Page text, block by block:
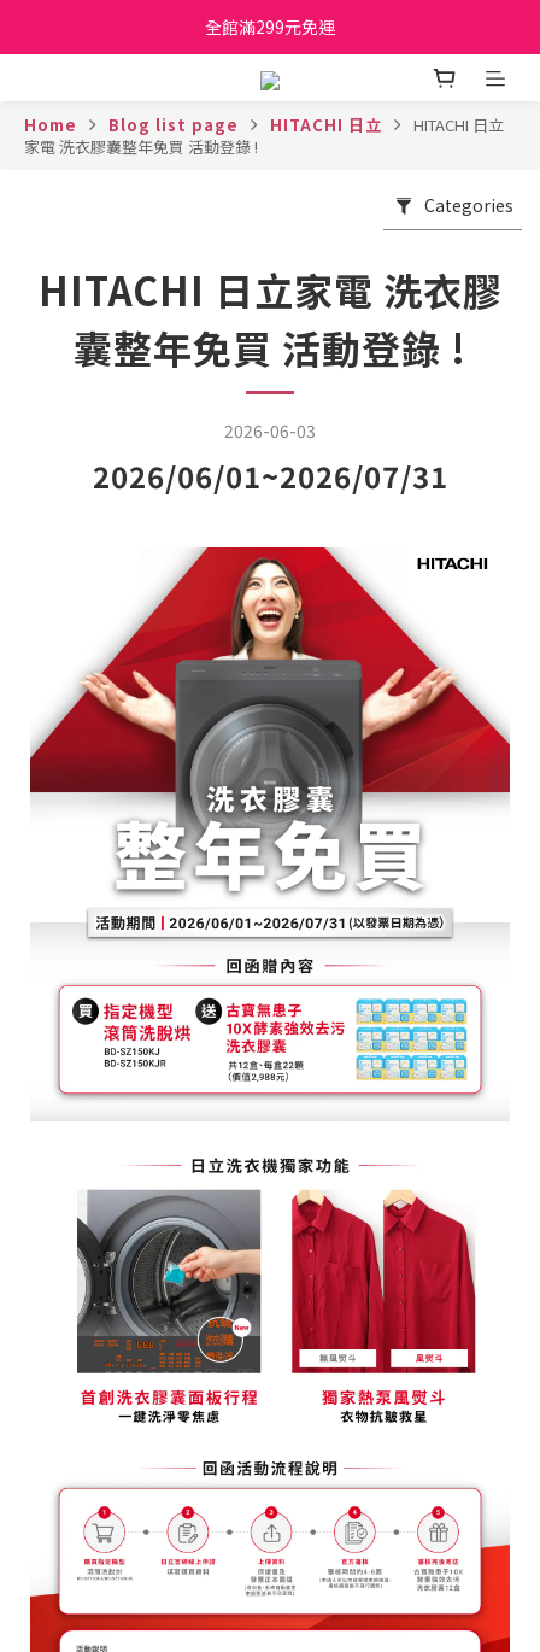
日立家電、國際牌 原廠管制價格 私訊優惠價
全館滿299元免運
日立家電、國際牌 原廠管制價格 私訊優惠價
Home Blog list page HITACHI 日立
HITACHI 日立
家電 洗衣膠囊整年免買 活動登錄 !
Categories
HITACHI 日立家電 洗衣膠
囊整年免買 活動登錄 !
2026-06-03
2026/06/01~2026/07/31